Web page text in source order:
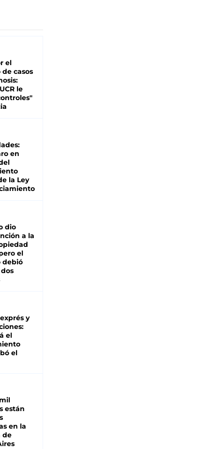
el
casos
le
en
la Ley
dio
a la
el
debió
y
el
el
están
en la
de